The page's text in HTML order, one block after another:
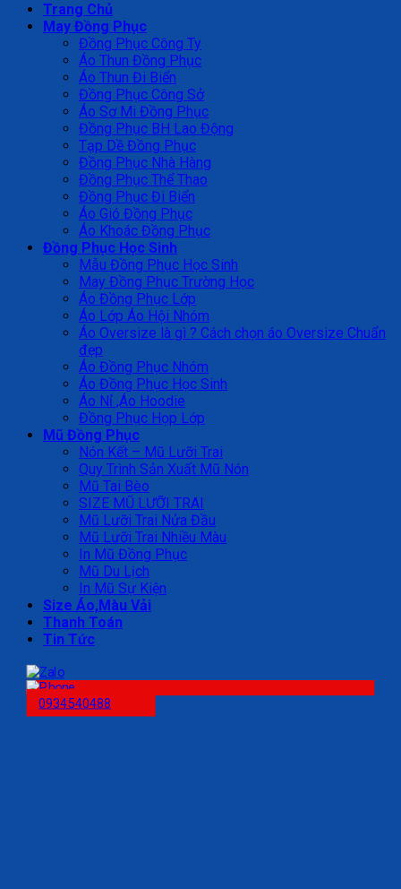
Trang Chủ
May Đồng Phục
Đồng Phục Công Ty
Áo Thun Đồng Phục
Áo Thun Đi Biển
Đồng Phục Công Sở
Áo Sơ Mi Đồng Phục
Đồng Phục BH Lao Động
Tạp Dề Đồng Phục
Đồng Phục Nhà Hàng
Đồng Phục Thể Thao
Đồng Phục Đi Biển
Áo Gió Đồng Phục
Áo Khoác Đồng Phục
Đồng Phục Học Sinh
Mẫu Đồng Phục Học Sinh
May Đồng Phục Trường Học
Áo Đồng Phục Lớp
Áo Lớp Áo Hội Nhóm
Áo Oversize là gì ? Cách chọn áo Oversize Chuẩn
đẹp
Áo Đồng Phục Nhóm
Áo Đồng Phục Học Sinh
Áo Nỉ ,Áo Hoodie
Đồng Phục Họp Lớp
Mũ Đồng Phục
Nón Kết – Mũ Lưỡi Trai
Quy Trình Sản Xuất Mũ Nón
Mũ Tai Bèo
SIZE MŨ LƯỠI TRAI
Mũ Lưỡi Trai Nửa Đầu
Mũ Lưỡi Trai Nhiều Màu
In Mũ Đồng Phục
Mũ Du Lịch
In Mũ Sự Kiện
Size Áo,Màu Vải
Thanh Toán
Tin Tức
0934540488